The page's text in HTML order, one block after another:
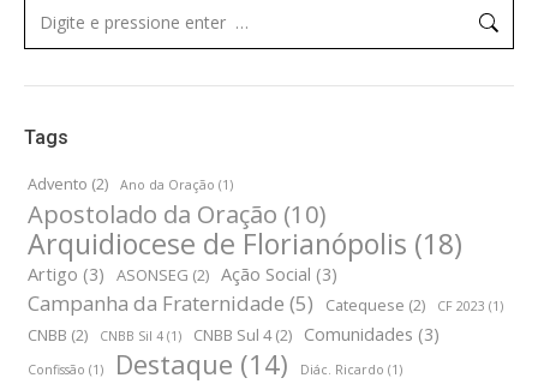
Tags
Advento (2) Ano da Oração (1)
Apostolado da Oração (10)
Arquidiocese de Florianópolis (18)
Artigo (3) ASONSEG (2) Ação Social (3)
Campanha da Fraternidade (5) Catequese (2) CF 2023 (1)
CNBB (2) CNBB Sil 4 (1) CNBB Sul 4(2) Comunidades (3)
Confissão (1) Destaque (14) Diác. Ricardo (1)